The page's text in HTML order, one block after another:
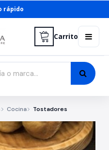
rápido
Carrito
Cocina Tostadores